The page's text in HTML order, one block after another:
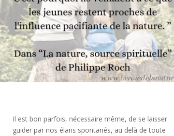
Il est bon parfois, nécessaire même, de se laisser
guider par nos élans spontanés, au delà de toute